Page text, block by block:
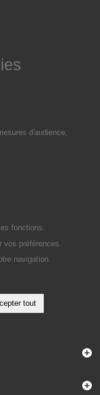
d'audience,
fonctions.
préférences.
navigation.
tout